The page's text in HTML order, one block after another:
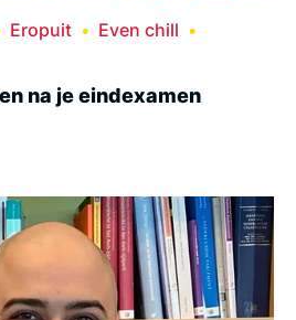
Eropuit
Even chill
na je eindexamen